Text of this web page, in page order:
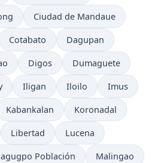
Ciudad de Mandaue
Cotabato Dagupan
Digos Dumaguete
Iligan Iloilo Imus
Kabankalan Koronadal
Libertad Lucena
Población Malingao